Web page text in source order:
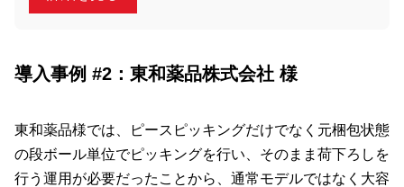
導入事例 #2：東和薬品株式会社 様
東和薬品様では、ピースピッキングだけでなく元梱包状態
の段ボール単位でピッキングを行い、そのまま荷下ろしを
行う運用が必要だったことから、通常モデルではなく大容